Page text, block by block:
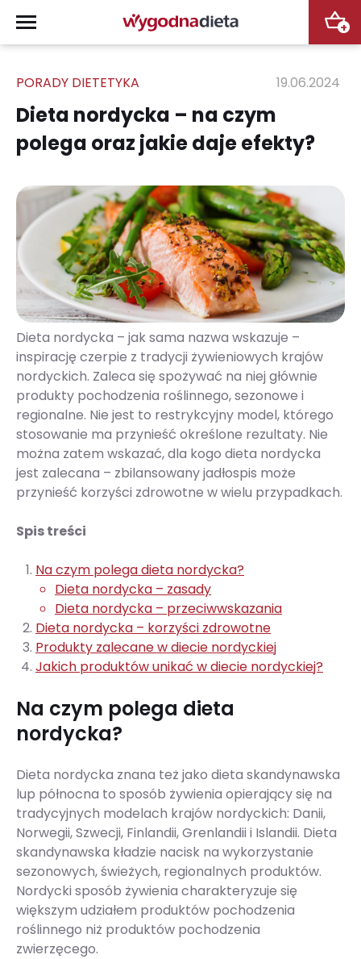
+
PORADY DIETETYKA 19.06.2024
Dieta nordycka – na czym
polega oraz jakie daje efekty?
Dieta nordycka – jak sama nazwa wskazuje –
inspirację czerpie z tradycji żywieniowych krajów
nordyckich. Zaleca się spożywać na niej głównie
produkty pochodzenia roślinnego, sezonowe i
regionalne. Nie jest to restrykcyjny model, którego
stosowanie ma przynieść określone rezultaty. Nie
można zatem wskazać, dla kogo dieta nordycka
jest zalecana – zbilansowany jadłospis może
przynieść korzyści zdrowotne w wielu przypadkach.
Spis treści
Na czym polega dieta nordycka?
Dieta nordycka – zasady
Dieta nordycka – przeciwwskazania
Dieta nordycka – korzyści zdrowotne
Produkty zalecane w diecie nordyckiej
Jakich produktów unikać w diecie nordyckiej?
Na czym polega dieta
nordycka?
Dieta nordycka znana też jako dieta skandynawska
lup północna to sposób żywienia opierający się na
tradycyjnych modelach krajów nordyckich: Danii,
Norwegii, Szwecji, Finlandii, Grenlandii i Islandii. Dieta
skandynawska kładzie nacisk na wykorzystanie
sezonowych, świeżych, regionalnych produktów.
Nordycki sposób żywienia charakteryzuje się
większym udziałem produktów pochodzenia
roślinnego niż produktów pochodzenia
zwierzęcego.